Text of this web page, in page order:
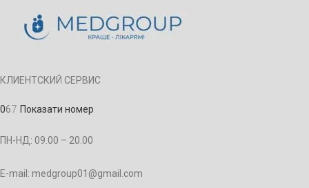
КЛИЕНТСКИЙ СЕРВИС
067 Показати номер
ПН-НД: 09.00 – 20.00
E-mail: medgroup01@gmail.com